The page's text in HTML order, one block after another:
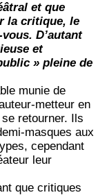
et que
la critique, le
D’autant
et
» pleine de
munie de
metteur en
retourner. Ils
masques aux
cependant
leur
que critiques